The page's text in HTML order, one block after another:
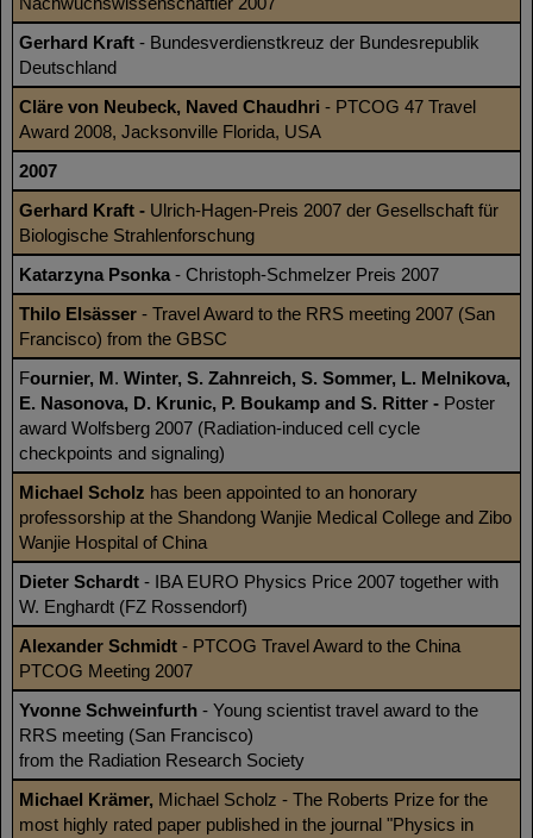
Gerhard Kraft - Bundesverdienstkreuz der Bundesrepublik
Deutschland
Cläre von Neubeck, Naved Chaudhri - PTCOG 47 Travel
Award 2008, Jacksonville Florida, USA
2007
Gerhard Kraft - Ulrich-Hagen-Preis 2007 der Gesellschaft für
Biologische Strahlenforschung
Katarzyna Psonka - Christoph-Schmelzer Preis 2007
Thilo Elsässer - Travel Award to the RRS meeting 2007 (San
Francisco) from the GBSC
Fournier, M. Winter, S. Zahnreich, S. Sommer, L. Melnikova,
E. Nasonova, D. Krunic, P. Boukamp and S. Ritter - Poster
award Wolfsberg 2007 (Radiation-induced cell cycle
checkpoints and signaling)
Michael Scholz has been appointed to an honorary
professorship at the Shandong Wanjie Medical College and Zibo
Wanjie Hospital of China
Dieter Schardt - IBA EURO Physics Price 2007 together with
W. Enghardt (FZ Rossendorf)
Alexander Schmidt - PTCOG Travel Award to the China
PTCOG Meeting 2007
Yvonne Schweinfurth - Young scientist travel award to the
RRS meeting (San Francisco)
from the Radiation Research Society
Michael Krämer, Michael Scholz - The Roberts Prize for the
most highly rated paper published in the journal "Physics in